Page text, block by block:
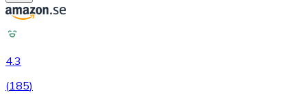
4.3
(185)